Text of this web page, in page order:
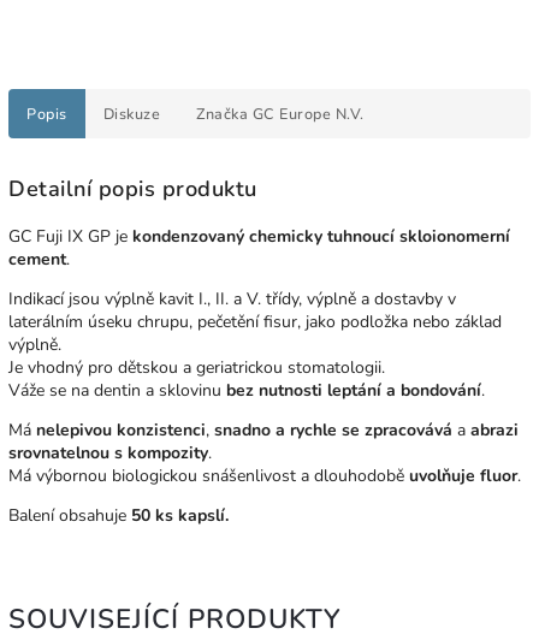
Popis Diskuze Značka GC Europe N.V.
Detailní popis produktu
GC Fuji IX GP je kondenzovaný chemicky tuhnoucí skloionomerní
cement.
Indikací jsou výplně kavit I., II. a V. třídy, výplně a dostavby v
laterálním úseku chrupu, pečetění fisur, jako podložka nebo základ
výplně.
Je vhodný pro dětskou a geriatrickou stomatologii.
Váže se na dentin a sklovinu bez nutnosti leptání a bondování.
Má nelepivou konzistenci, snadno a rychle se zpracovává a abrazi
srovnatelnou s kompozity.
Má výbornou biologickou snášenlivost a dlouhodobě uvolňuje fluor.
Balení obsahuje 50 ks kapslí.
SOUVISEJÍCÍ PRODUKTY